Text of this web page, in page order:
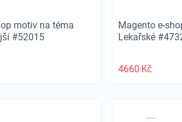
motiv na téma
#52015
Magento e-
Lekařské
4660 Kč